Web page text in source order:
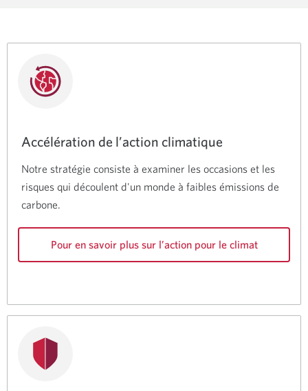
Accélération de l’action climatique
Notre stratégie consiste à examiner les occasions et les
risques qui découlent d'un monde à faibles émissions de
carbone.
Pour en savoir plus sur l’action pour le climat